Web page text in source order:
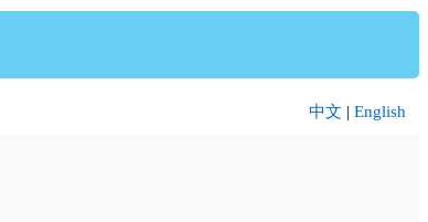
中文 | English